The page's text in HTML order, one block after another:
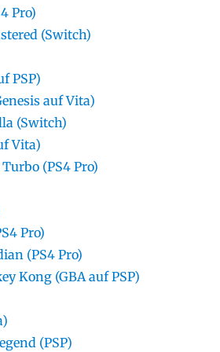
Pro)
(Switch)
PSP)
auf Vita)
(Switch)
Vita)
(PS4 Pro)
Pro)
(PS4 Pro)
Kong (GBA auf PSP)
(PSP)